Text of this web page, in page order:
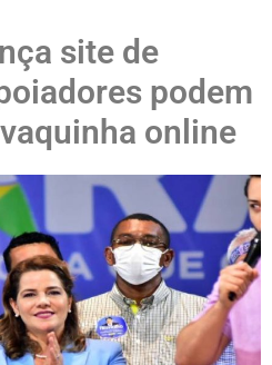
site de
podem
online